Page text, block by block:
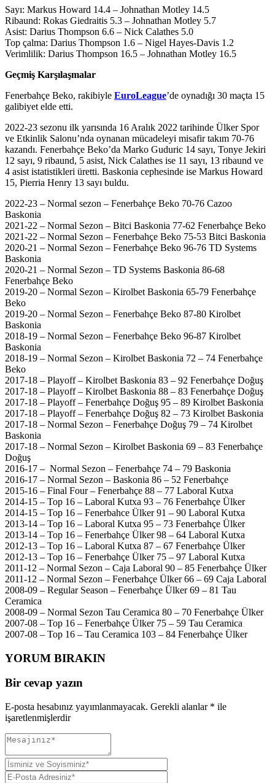
Sayı: Markus Howard 14.4 – Johnathan Motley 14.5
Ribaund: Rokas Giedraitis 5.3 – Johnathan Motley 5.7
Asist: Darius Thompson 6.6 – Nick Calathes 5.0
Top çalma: Darius Thompson 1.6 – Nigel Hayes-Davis 1.2
Verimlilik: Darius Thompson 16.5 – Johnathan Motley 16.5
Geçmiş Karşılaşmalar
Fenerbahçe Beko, rakibiyle EuroLeague’de oynadığı 30 maçta 15
galibiyet elde etti.
2022-23 sezonu ilk yarısında 16 Aralık 2022 tarihinde Ülker Spor
ve Etkinlik Salonu’nda oynanan mücadeleyi misafir takım 70-76
kazandı. Fenerbahçe Beko’da Marko Guduric 14 sayı, Tonye Jekiri
12 sayı, 9 ribaund, 5 asist, Nick Calathes ise 11 sayı, 13 ribaund ve
4 asist istatistikleri üretti. Baskonia cephesinde ise Markus Howard
15, Pierria Henry 13 sayı buldu.
2022-23 – Normal sezon – Fenerbahçe Beko 70-76 Cazoo
Baskonia
2021-22 – Normal Sezon – Bitci Baskonia 77-62 Fenerbahçe Beko
2021-22 – Normal Sezon – Fenerbahçe Beko 75-53 Bitci Baskonia
2020-21 – Normal Sezon – Fenerbahçe Beko 96-76 TD Systems
Baskonia
2020-21 – Normal Sezon – TD Systems Baskonia 86-68
Fenerbahçe Beko
2019-20 – Normal Sezon – Kirolbet Baskonia 65-79 Fenerbahçe
Beko
2019-20 – Normal Sezon – Fenerbahçe Beko 87-80 Kirolbet
Baskonia
2018-19 – Normal Sezon – Fenerbahçe Beko 96-87 Kirolbet
Baskonia
2018-19 – Normal Sezon – Kirolbet Baskonia 72 – 74 Fenerbahçe
Beko
2017-18 – Playoff – Kirolbet Baskonia 83 – 92 Fenerbahçe Doğuş
2017-18 – Playoff – Kirolbet Baskonia 88 – 83 Fenerbahçe Doğuş
2017-18 – Playoff – Fenerbahçe Doğuş 95 – 89 Kirolbet Baskonia
2017-18 – Playoff – Fenerbahçe Doğuş 82 – 73 Kirolbet Baskonia
2017-18 – Normal Sezon – Fenerbahçe Doğuş 79 – 74 Kirolbet
Baskonia
2017-18 – Normal Sezon – Kirolbet Baskonia 69 – 83 Fenerbahçe
Doğuş
2016-17 – Normal Sezon – Fenerbahçe 74 – 79 Baskonia
2016-17 – Normal Sezon – Baskonia 86 – 52 Fenerbahçe
2015-16 – Final Four – Fenerbahçe 88 – 77 Laboral Kutxa
2014-15 – Top 16 – Laboral Kutxa 93 – 76 Fenerbahçe Ülker
2014-15 – Top 16 – Fenerbahce Ülker 91 – 90 Laboral Kutxa
2013-14 – Top 16 – Laboral Kutxa 95 – 73 Fenerbahçe Ülker
2013-14 – Top 16 – Fenerbahçe Ülker 98 – 64 Laboral Kutxa
2012-13 – Top 16 – Laboral Kutxa 87 – 67 Fenerbahçe Ülker
2012-13 – Top 16 – Fenerbahçe Ülker 75 – 97 Laboral Kutxa
2011-12 – Normal Sezon – Caja Laboral 90 – 85 Fenerbahçe Ülker
2011-12 – Normal Sezon – Fenerbahçe Ülker 66 – 69 Caja Laboral
2008-09 – Regular Season – Fenerbahçe Ülker 69 – 81 Tau
Ceramica
2008-09 – Normal Sezon Tau Ceramica 80 – 70 Fenerbahçe Ülker
2007-08 – Top 16 – Fenerbahçe Ülker 75 – 59 Tau Ceramica
2007-08 – Top 16 – Tau Ceramica 103 – 84 Fenerbahçe Ülker
YORUM BIRAKIN
Bir cevap yazın
E-posta hesabınız yayımlanmayacak. Gerekli alanlar * ile
işaretlenmişlerdir